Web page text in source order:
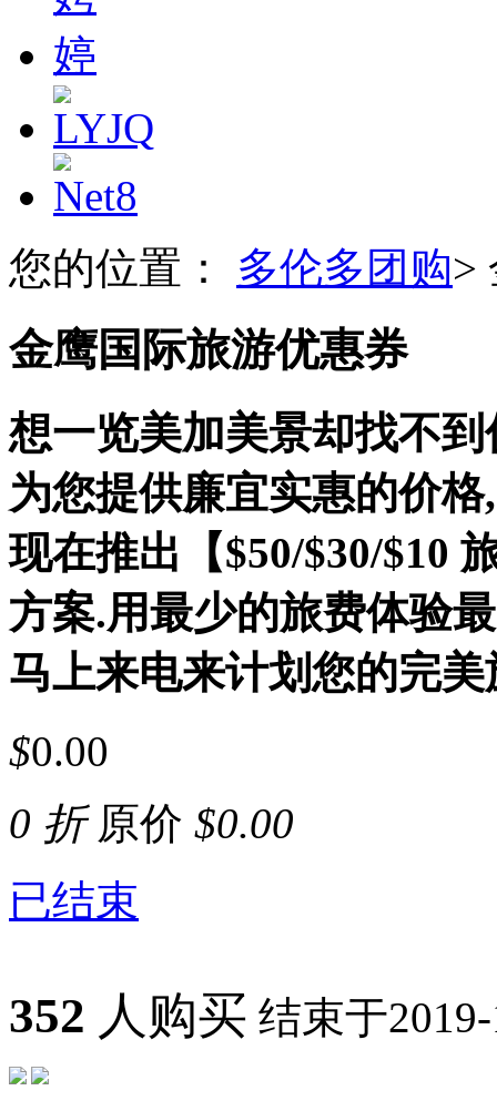
您的位置： 多伦多团购>
金鹰国际旅游优惠券
想一览美加美景却找不
为您提供廉宜实惠的价
现在推出【$50/$30/$10
方案.用最少的旅费体验
马上来电来计划您的完美
$0.00
0 折 原价 $0.00
已结束
352 人购买 结束于